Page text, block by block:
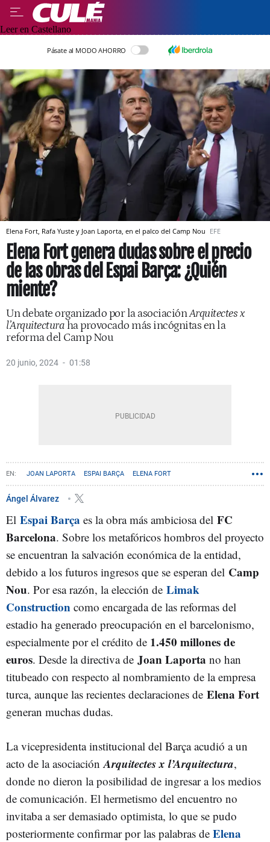
Leer en Castellano
Pásate al MODO AHORRO
Elena Fort, Rafa Yuste y Joan Laporta, en el palco del Camp Nou EFE
Elena Fort genera dudas sobre el precio
de las obras del Espai Barça: ¿Quién
miente?
Un debate organizado por la asociaciónArquitectes x
l’Arquitectura ha provocado más incógnitas en la
reforma del Camp Nou
20 junio, 2024 01:58
JOAN LAPORTA ESPAI BARÇA ELENA FORT
Ángel Álvarez
El Espai Barça es la obra más ambiciosa del FC
Barcelona. Sobre los metafóricos hombros del proyecto
se encuentran la salvación económica de la entidad,
debido a los futuros ingresos que se esperan del Camp
Nou. Por esa razón, la elección de Limak
Construction como encargada de las reformas del
estadio ha generado preocupación en el barcelonismo,
especialmente por el crédito de 1.450 millones de
euros. Desde la directiva de Joan Laporta no han
titubeado con respecto al nombramiento de la empresa
turca, aunque las recientes declaraciones de Elena Fort
generan muchas dudas.
La vicepresidenta institucional del Barça acudió a un
acto de la asociaciónArquitectes x l’Arquitectura,
donde no dieron la posibilidad de ingresar a los medios
de comunicación. El hermetismo del encuentro no
invitaba a ser demasiado optimista, lo que se pudo
posteriormente confirmar por las palabras de Elena